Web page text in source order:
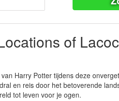
of
Harry Potter tijdens deze
en reis door het betoverende
tot leven voor je ogen.